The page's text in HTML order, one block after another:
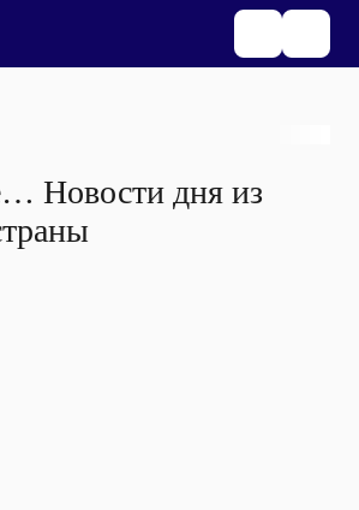
Новости дня из